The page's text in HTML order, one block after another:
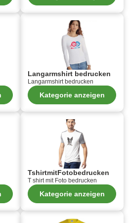
Langarmshirt bedrucken
Langarmshirt bedrucken
Kategorie anzeigen
TshirtmitFotobedrucken
T shirt mit Foto bedrucken
Kategorie anzeigen